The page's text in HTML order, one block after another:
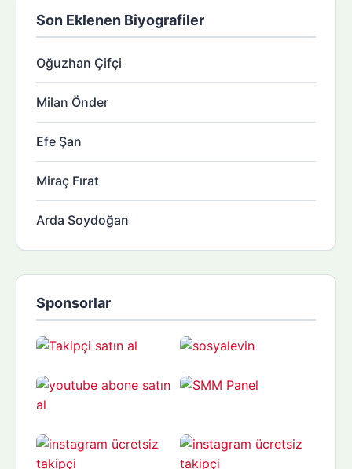
Son Eklenen Biyografiler
Oğuzhan Çifçi
Milan Önder
Efe Şan
Miraç Fırat
Arda Soydoğan
Sponsorlar